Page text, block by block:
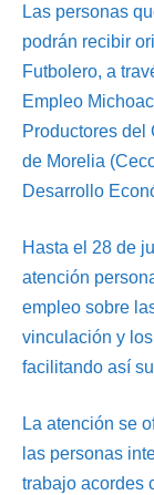
Las personas
podrán recibir
Futbolero, a
Empleo
Productores
de Morelia
Desarrollo
Hasta el 28 de
atención
empleo sobre
vinculación y
facilitando así
La atención se
las personas
trabajo acordes